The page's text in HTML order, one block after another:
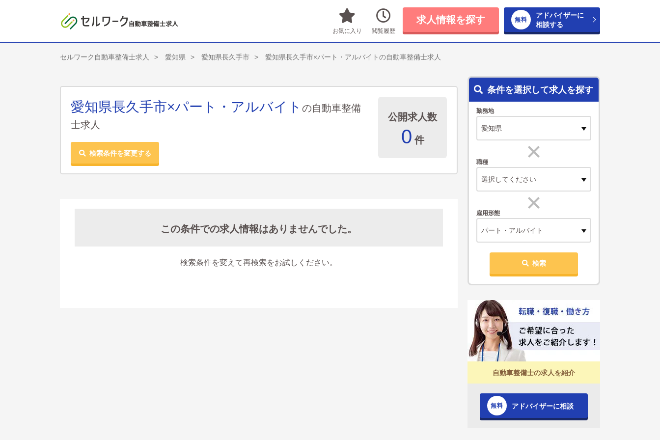
お気に入り 閲覧履歴
求人情報を探す
アドバイザーに
相談する
セルワーク自動車整備士求人 愛知県 愛知県長久手市 愛知県長久手市×パート・アルバイトの自動車整備士求人
愛知県長久手市×パート・アルバイト の自動車整備
士求人
検索条件を変更する
公開求人数
0 件
この条件での求人情報はありませんでした。
検索条件を変えて再検索をお試しください。
条件を選択して求人を探す
勤務地
職種
選択してください
雇用形態
パート・アルバイト
検索
自動車整備士の求人を紹介
アドバイザーに相談